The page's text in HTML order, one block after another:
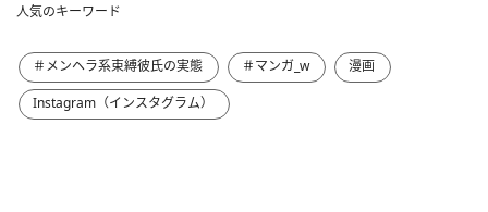
人気のキーワード
＃メンヘラ系束縛彼氏の実態 ＃マンガ_w
漫画
Instagram（インスタグラム）